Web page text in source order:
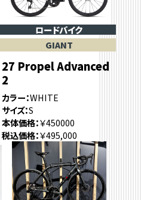
ロードバイク
GIANT
27 Propel Advanced
2
カラー WHITE
サイズ S
本体価格 ￥450000
税込価格 ￥495,000